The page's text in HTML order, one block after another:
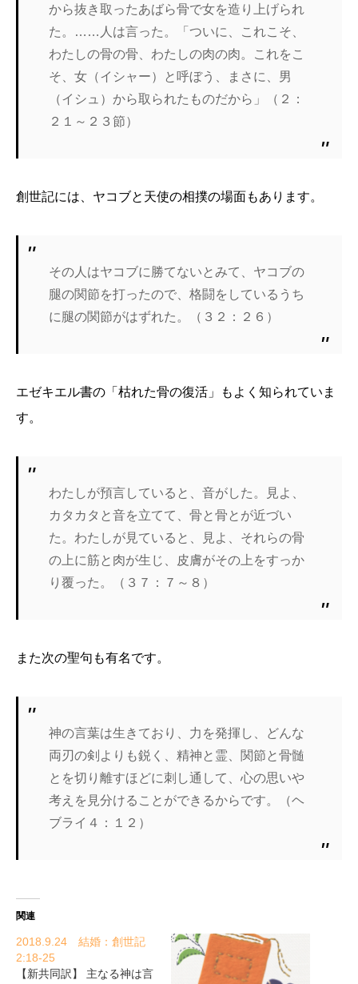
から抜き取ったあばら骨で女を造り上げられ
た。……人は言った。「ついに、これこそ、
わたしの骨の骨、わたしの肉の肉。これをこ
そ、女（イシャー）と呼ぼう、まさに、男
（イシュ）から取られたものだから」（２：
２１～２３節）
創世記には、ヤコブと天使の相撲の場面もあります。
その人はヤコブに勝てないとみて、ヤコブの
腿の関節を打ったので、格闘をしているうち
に腿の関節がはずれた。（３２：２６）
エゼキエル書の「枯れた骨の復活」もよく知られていま
す。
わたしが預言していると、音がした。見よ、
カタカタと音を立てて、骨と骨とが近づい
た。わたしが見ていると、見よ、それらの骨
の上に筋と肉が生じ、皮膚がその上をすっか
り覆った。（３７：７～８）
また次の聖句も有名です。
神の言葉は生きており、力を発揮し、どんな
両刃の剣よりも鋭く、精神と霊、関節と骨髄
とを切り離すほどに刺し通して、心の思いや
考えを見分けることができるからです。（ヘ
ブライ４：１２）
関連
2018.9.24 結婚：創世記
2:18-25
【新共同訳】 主なる神は言